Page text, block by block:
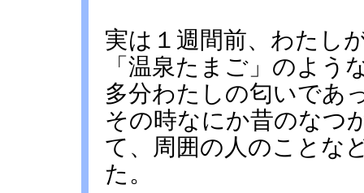
実は１週間前、わたし
「温泉たまご」のよう
多分わたしの匂いであ
その時なにか昔のなつ
て、周囲の人のことな
た。